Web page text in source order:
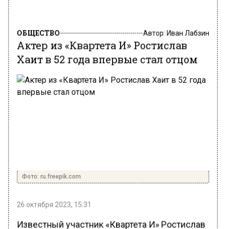
ОБЩЕСТВО Автор:Иван Лабзин
Актер из «Квартета И» Ростислав
Хаит в 52 года впервые стал отцом
Фото: ru.freepik.com
26 октября 2023, 15:31
Известный участник «Квартета И» Ростислав